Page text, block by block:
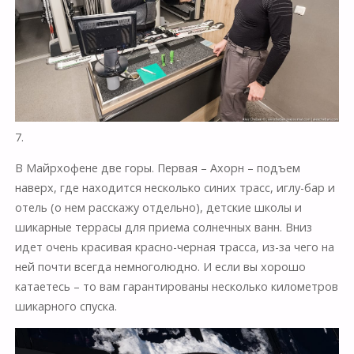
7.
В Майрхофене две горы. Первая – Ахорн – подъем
наверх, где находится несколько синих трасс, иглу-бар и
отель (о нем расскажу отдельно), детские школы и
шикарные террасы для приема солнечных ванн. Вниз
идет очень красивая красно-черная трасса, из-за чего на
ней почти всегда немноголюдно. И если вы хорошо
катаетесь – то вам гарантированы несколько километров
шикарного спуска.